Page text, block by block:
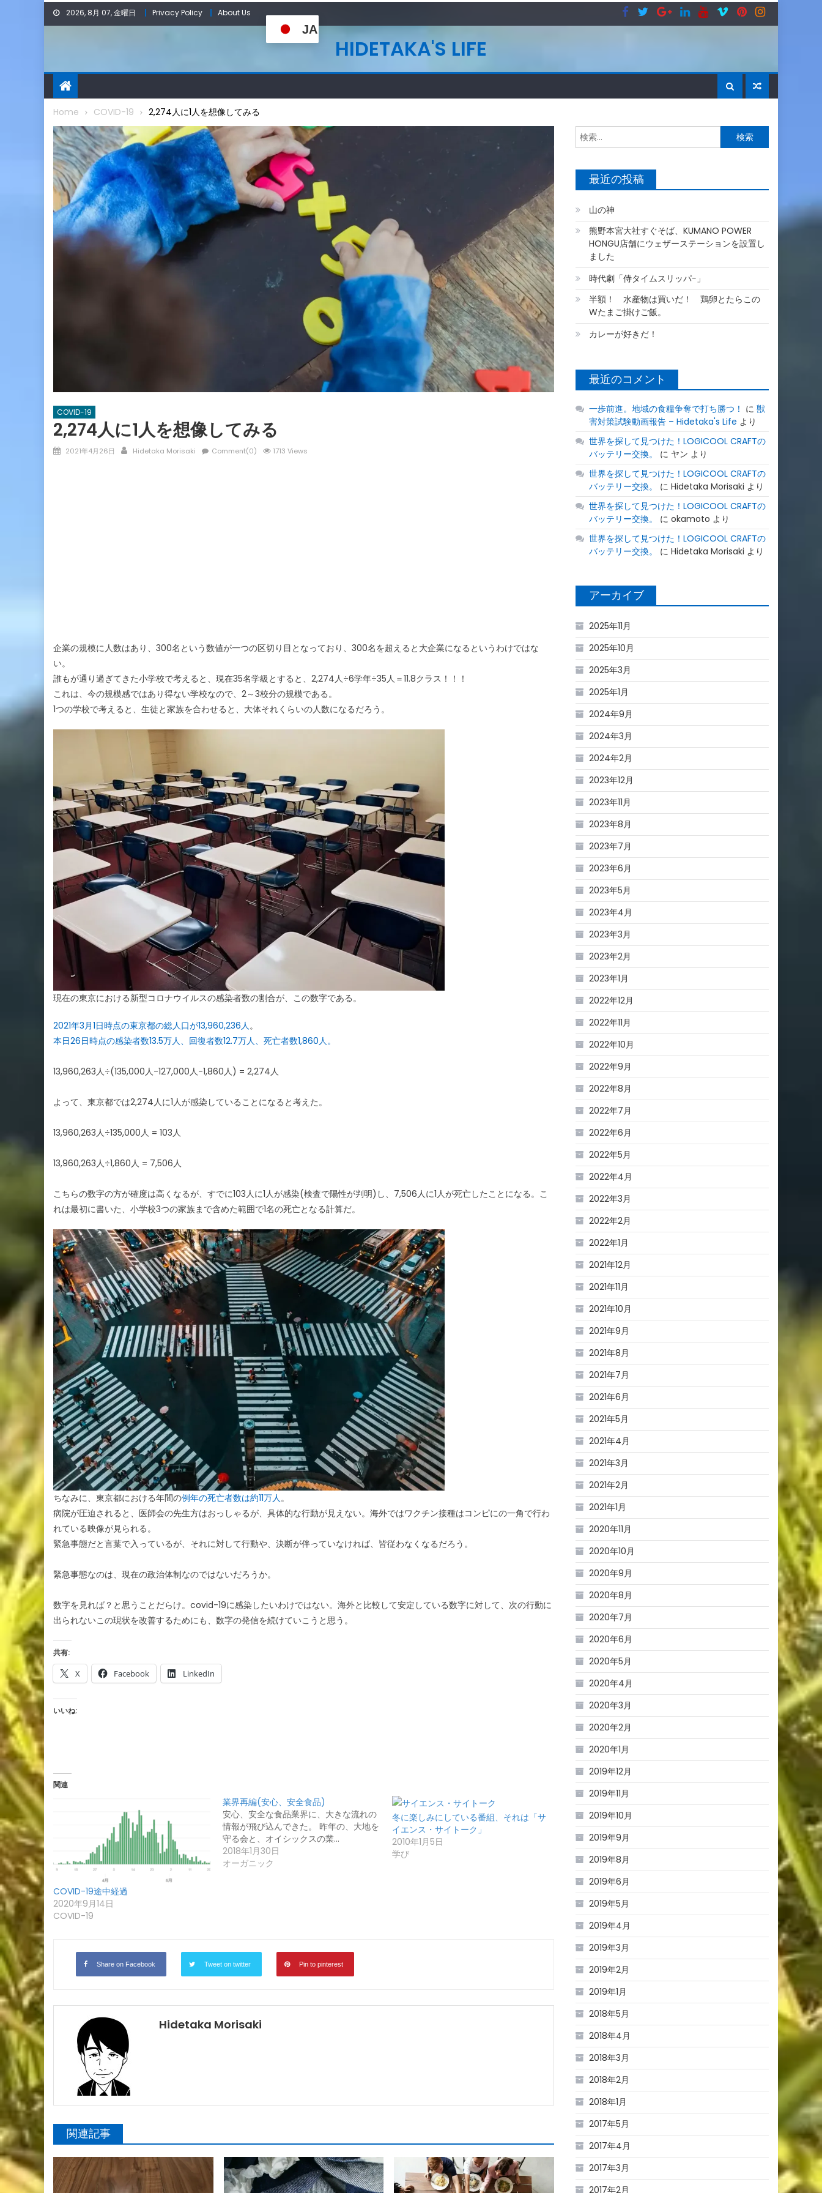
Skip
2026, 8月 07, 金曜日 Privacy Policy About Us
JA
HIDETAKA'S LIFE
Home COVID-19 2,274人に1人を想像してみる
COVID-19
2,274人に1人を想像してみる
Posted
2021年4月26日 Author
Hidetaka Morisaki Comment(0) 1713 Views
企業の規模に人数はあり、300名という数値が一つの区切り目となっており、300名を超えると大企業になるというわけではな
い。
誰もが通り過ぎてきた小学校で考えると、現在35名学級とすると、2,274人÷6学年÷35人＝11.8クラス！！！
これは、今の規模感ではあり得ない学校なので、2～3校分の規模である。
1つの学校で考えると、生徒と家族を合わせると、大体それくらいの人数になるだろう。
現在の東京における新型コロナウイルスの感染者数の割合が、この数字である。
2021年3月1日時点の東京都の総人口が13,960,236人。
本日26日時点の感染者数13.5万人、回復者数12.7万人、死亡者数1,860人。
13,960,263人÷(135,000人-127,000人-1,860人) = 2,274人
よって、東京都では2,274人に1人が感染していることになると考えた。
13,960,263人÷135,000人 = 103人
13,960,263人÷1,860人 = 7,506人
こちらの数字の方が確度は高くなるが、すでに103人に1人が感染(検査で陽性が判明)し、7,506人に1人が死亡したことになる。こ
れは最初に書いた、小学校3つの家族まで含めた範囲で1名の死亡となる計算だ。
ちなみに、東京都における年間の例年の死亡者数は約11万人。
病院が圧迫されると、医師会の先生方はおっしゃるが、具体的な行動が見えない。海外ではワクチン接種はコンピにの一角で行わ
れている映像が見られる。
緊急事態だと言葉で入っているが、それに対して行動や、決断が伴っていなければ、皆従わなくなるだろう。
緊急事態なのは、現在の政治体制なのではないだろうか。
数字を見れば？と思うことだらけ。covid-19に感染したいわけではない。海外と比較して安定している数字に対して、次の行動に
出られないこの現状を改善するためにも、数字の発信を続けていこうと思う。
共有:
X Facebook LinkedIn
いいね:
関連
COVID-19途中経過
2020年9月14日
COVID-19
業界再編(安心、安全食品)
安心、安全な食品業界に、大きな流れの
情報が飛び込んできた。 昨年の、大地を
守る会と、オイシックスの業…
2018年1月30日
オーガニック
冬に楽しみにしている番組、それは「サ
イエンス・サイトーク」
2010年1月5日
学び
Share on Facebook Tweet on twitter Pin to pinterest
Hidetaka Morisaki
関連記事
索:
最近の投稿
山の神
熊野本宮大社すぐそば、KUMANO POWER
HONGU店舗にウェザーステーションを設置し
ました
時代劇「侍タイムスリッパ−」
半額！ 水産物は買いだ！ 鶏卵とたらこの
Wたまご掛けご飯。
カレーが好きだ！
最近のコメント
一歩前進。地域の食糧争奪で打ち勝つ！ に獣
害対策試験動画報告 – Hidetaka's Life より
世界を探して見つけた！LOGICOOL CRAFTの
バッテリー交換。
に ヤン より
世界を探して見つけた！LOGICOOL CRAFTの
バッテリー交換。
にHidetaka Morisaki より
世界を探して見つけた！LOGICOOL CRAFTの
バッテリー交換。
にokamoto より
世界を探して見つけた！LOGICOOL CRAFTの
バッテリー交換。
にHidetaka Morisaki より
アーカイブ
2025年11月
2025年10月
2025年3月
2025年1月
2024年9月
2024年3月
2024年2月
2023年12月
2023年11月
2023年8月
2023年7月
2023年6月
2023年5月
2023年4月
2023年3月
2023年2月
2023年1月
2022年12月
2022年11月
2022年10月
2022年9月
2022年8月
2022年7月
2022年6月
2022年5月
2022年4月
2022年3月
2022年2月
2022年1月
2021年12月
2021年11月
2021年10月
2021年9月
2021年8月
2021年7月
2021年6月
2021年5月
2021年4月
2021年3月
2021年2月
2021年1月
2020年11月
2020年10月
2020年9月
2020年8月
2020年7月
2020年6月
2020年5月
2020年4月
2020年3月
2020年2月
2020年1月
2019年12月
2019年11月
2019年10月
2019年9月
2019年8月
2019年6月
2019年5月
2019年4月
2019年3月
2019年2月
2019年1月
2018年5月
2018年4月
2018年3月
2018年2月
2018年1月
2017年5月
2017年4月
2017年3月
2017年2月